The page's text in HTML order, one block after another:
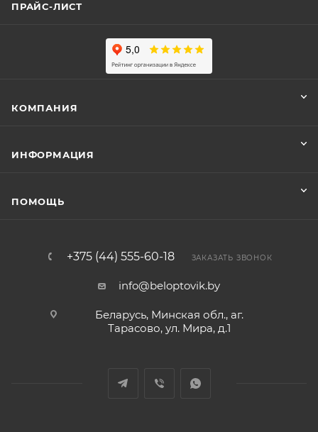
ПРАЙС-ЛИСТ
КОМПАНИЯ
ИНФОРМАЦИЯ
ПОМОЩЬ
+375 (44) 555-60-18 ЗАКАЗАТЬ ЗВОНОК
info@beloptovik.by
Беларусь, Минская обл., аг.
Тарасово, ул. Мира, д.1